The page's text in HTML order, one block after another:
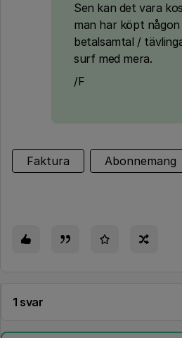
Sen kan det vara
man har köpt
betalsamtal /
surf med mera.
/F
Faktura Abonnemang
1 svar